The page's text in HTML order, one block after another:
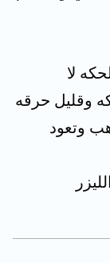
لا
وقليل حرقه
وتعود